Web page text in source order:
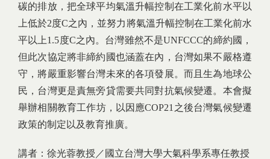
碳的排放，把全球平均氣溫升幅控制在工業化前水平以
上低於2度C之內，並努力將氣溫升幅控制在工業化前水
平以上1.5度C之內。台灣雖然不是UNFCCC的締約國，
但此次協定將非締約國也涵蓋在內，台灣如果不嚴格遵
守，將嚴重影響台灣未來的各項發展。而且生為地球公
民，台灣更是責無旁貸需要共同對抗氣候變遷。本會擬
舉辦相關教育工作坊，以因應COP21之後台灣氣候變遷
政策的制定以及教育推廣。
講者：徐光蓉教授／國立台灣大學大氣科學系專任教授